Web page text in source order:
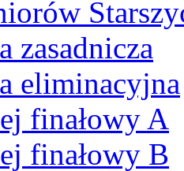
zasadnicza
eliminacyjna
finałowy A
finałowy B